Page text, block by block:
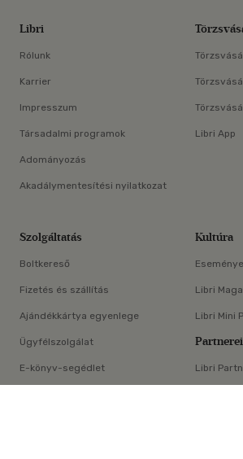
Libri
Rólunk
Karrier
Impresszum
Társadalmi programok
Adományozás
Akadálymentesítési nyilatkozat
Libri App
Szolgáltatás
Boltkereső
Fizetés és szállítás
Ajándékkártya egyenlege
Ügyfélszolgálat
E-könyv-segédlet
Kultúra
Libri
Libri Mini
Libri